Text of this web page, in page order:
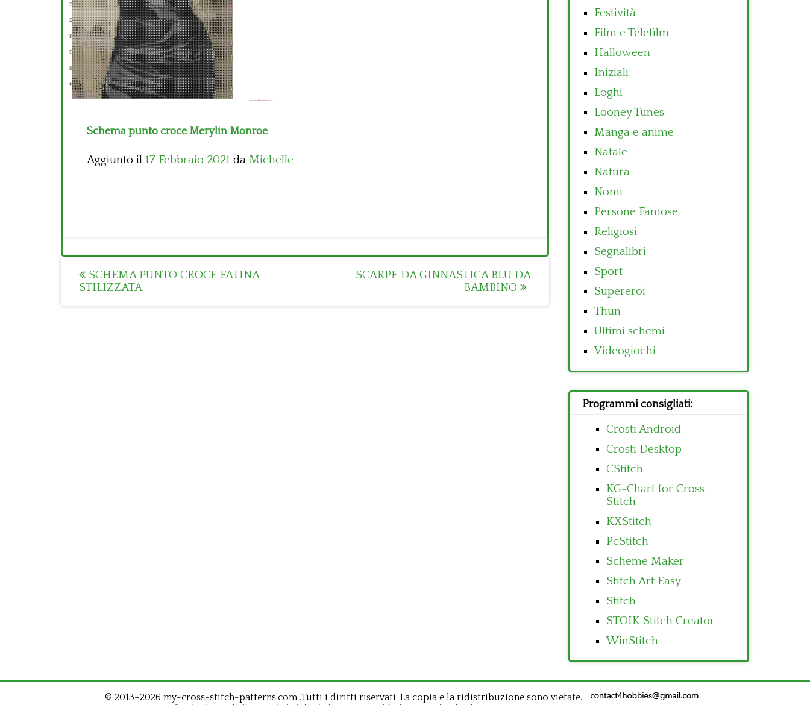
Schema punto croce Merylin Monroe
Aggiunto il 17 Febbraio 2021 da Michelle
Post
navigation
SCHEMA PUNTO CROCE FATINA
STILIZZATA
SCARPE DA GINNASTICA BLU DA
BAMBINO
Festività
Film e Telefilm
Halloween
Iniziali
Loghi
Looney Tunes
Manga e anime
Natale
Natura
Nomi
Persone Famose
Religiosi
Segnalibri
Sport
Supereroi
Thun
Ultimi schemi
Videogiochi
Programmi consigliati:
Crosti Android
Crosti Desktop
CStitch
KG-Chart for Cross
Stitch
KXStitch
PcStitch
Scheme Maker
Stitch Art Easy
Stitch
STOIK Stitch Creator
WinStitch
© 2013–2026 my-cross-stitch-patterns.com .Tutti i diritti riservati. La copia e la ridistribuzione sono vietate.